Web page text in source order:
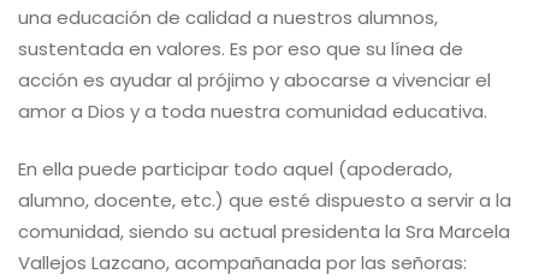
una educación de calidad a nuestros alumnos,
sustentada en valores. Es por eso que su línea de
acción es ayudar al prójimo y abocarse a vivenciar el
amor a Dios y a toda nuestra comunidad educativa.
En ella puede participar todo aquel (apoderado,
alumno, docente, etc.) que esté dispuesto a servir a la
comunidad, siendo su actual presidenta la Sra Marcela
Vallejos Lazcano, acompañanada por las señoras: